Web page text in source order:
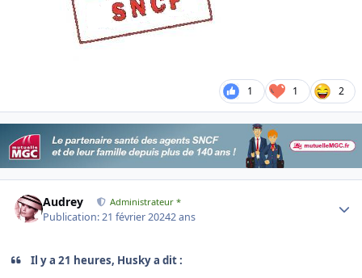
1 1 2
Audrey Administrateur *
Publication:21 février 20242 ans
Il y a 21 heures, Husky a dit :